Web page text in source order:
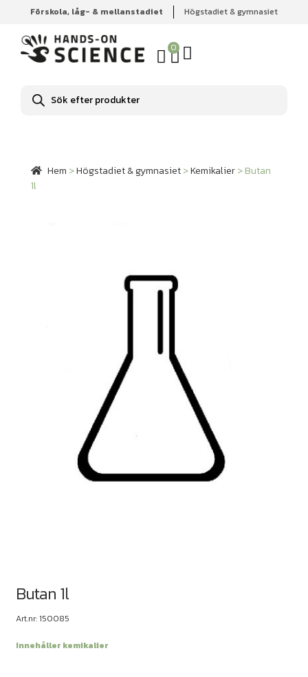
Förskola, låg- & mellanstadiet Högstadiet & gymnasiet
0
Produktsökning
Hem Högstadiet & gymnasiet Kemikalier Butan 1l
Hem >Högstadiet & gymnasiet>Kemikalier>Butan
1l
Butan 1l
Art.nr: 150085
Innehåller kemikalier